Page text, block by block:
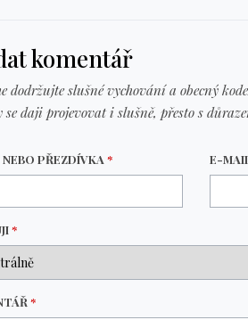
komentář
dodržujte slušné vychování a obecný
se daji projevovat i slušně, přesto s
NEBO PŘEZDÍVKA* E-
*
*